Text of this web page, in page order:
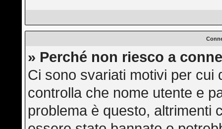
» Perché non riesco a
Ci sono svariati motivi per
controlla che nome utente e
problema è questo, altrimenti